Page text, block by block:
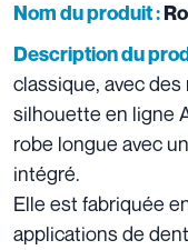
Nom du produit :
Description du
classique, avec
silhouette en ligne
robe longue avec
intégré.
Elle est fabriquée
applications de